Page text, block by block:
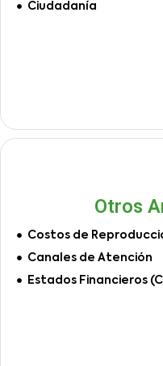
Ciudadanía
Otros
Costos de
Canales de Atención
Estados Financieros